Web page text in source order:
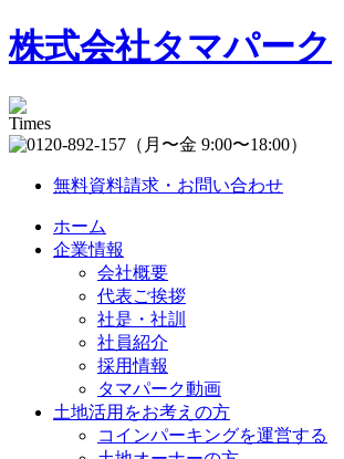
株式会社タマパーク
（月〜金 9:00〜18:00）
無料資料請求・お問い合わせ
ホーム
企業情報
会社概要
代表ご挨拶
社是・社訓
社員紹介
採用情報
タマパーク動画
土地活用をお考えの方
コインパーキングを運営する